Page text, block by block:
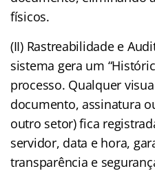
físicos.
(II) Rastreabilidade e
sistema gera um
processo. Qualquer
documento, assinatura
outro setor) fica
servidor, data e hora,
transparência e